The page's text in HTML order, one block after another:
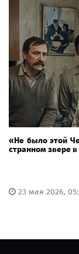
«Не было этой
странном звере
23 мая 2026,